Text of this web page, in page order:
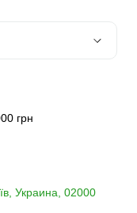
грн
Украина, 02000